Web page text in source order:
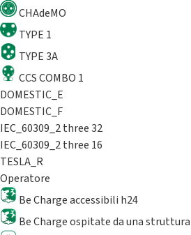
CHAdeMO
TYPE 1
TYPE 3A
CCS COMBO 1
DOMESTIC_E
DOMESTIC_F
IEC_60309_2 three 32
IEC_60309_2 three 16
TESLA_R
Operatore
Be Charge accessibili h24
Be Charge ospitate da una